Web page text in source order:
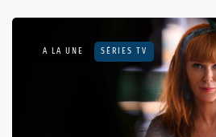
A LA UNE SÉRIES TV